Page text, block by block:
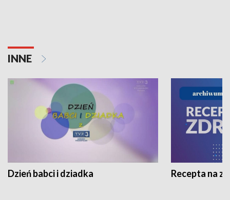
INNE
Dzień babci i dziadka Recepta na